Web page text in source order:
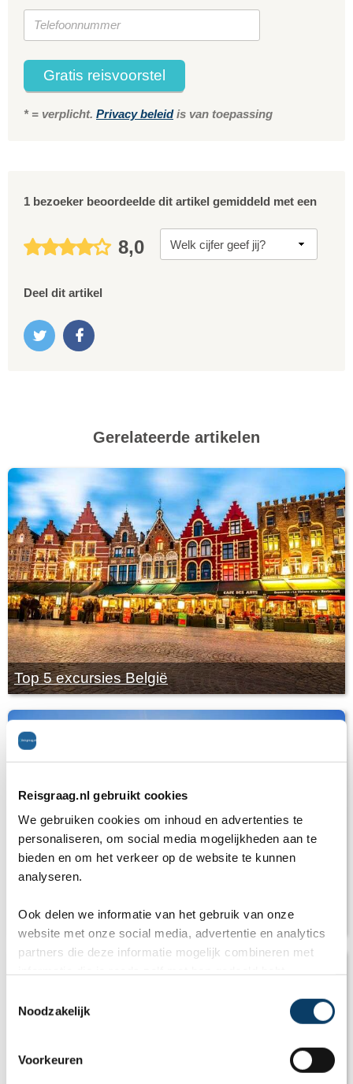
Reisgraag.nl gebruikt cookies
We gebruiken cookies om inhoud en advertenties te
personaliseren, om social media mogelijkheden aan te
bieden en om het verkeer op de website te kunnen
analyseren.
Ook delen we informatie van het gebruik van onze
website met onze social media, advertentie en analytics
partners die deze informatie mogelijk combineren met
Noodzakelijk
Voorkeuren
Gratis reisvoorstel
* = verplicht. Privacy beleidis van toepassing
1 bezoeker beoordeelde dit artikel gemiddeld met een
8,0
Deel dit artikel
Gerelateerde artikelen
Top 5 excursies België
Beste reistijd België: Vliegtijd en beste maand